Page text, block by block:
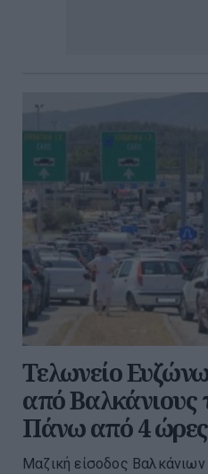
Τελωνείο
από Βαλκάνιους
Πάνω από 4
Μαζική είσοδος